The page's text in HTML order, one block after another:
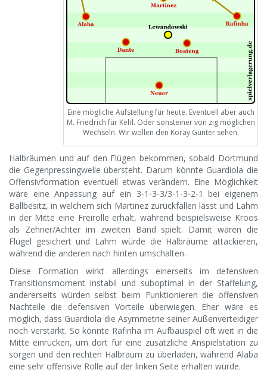
Eine mögliche Aufstellung für heute. Eventuell aber auch
M. Friedrich für Kehl. Oder sonsteiner von zig möglichen
Wechseln. Wir wollen den Koray Günter sehen.
Halbräumen und auf den Flügen bekommen, sobald Dortmund
die Gegenpressingwelle übersteht. Darum könnte Guardiola die
Offensivformation eventuell etwas verändern. Eine Möglichkeit
wäre eine Anpassung auf ein 3-1-3-3/3-1-3-2-1 bei eigenem
Ballbesitz, in welchem sich Martinez zurückfallen lässt und Lahm
in der Mitte eine Freirolle erhält, während beispielsweise Kroos
als Zehner/Achter im zweiten Band spielt. Damit wären die
Flügel gesichert und Lahm würde die Halbräume attackieren,
während die anderen nach hinten umschalten.
Diese Formation wirkt allerdings einerseits im defensiven
Transitionsmoment instabil und suboptimal in der Staffelung,
andererseits würden selbst beim Funktionieren die offensiven
Nachteile die defensiven Vorteile überwiegen. Eher wäre es
möglich, dass Guardiola die Asymmetrie seiner Außenverteidiger
noch verstärkt. So könnte Rafinha im Aufbauspiel oft weit in die
Mitte einrücken, um dort für eine zusätzliche Anspielstation zu
sorgen und den rechten Halbraum zu überladen, während Alaba
eine sehr offensive Rolle auf der linken Seite erhalten würde.